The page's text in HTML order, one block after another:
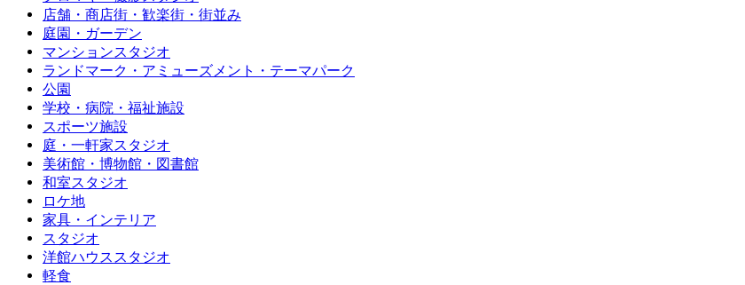
店舗・商店街・歓楽街・街並み
庭園・ガーデン
マンションスタジオ
ランドマーク・アミューズメント・テーマパーク
公園
学校・病院・福祉施設
スポーツ施設
庭・一軒家スタジオ
美術館・博物館・図書館
和室スタジオ
ロケ地
家具・インテリア
スタジオ
洋館ハウススタジオ
軽食